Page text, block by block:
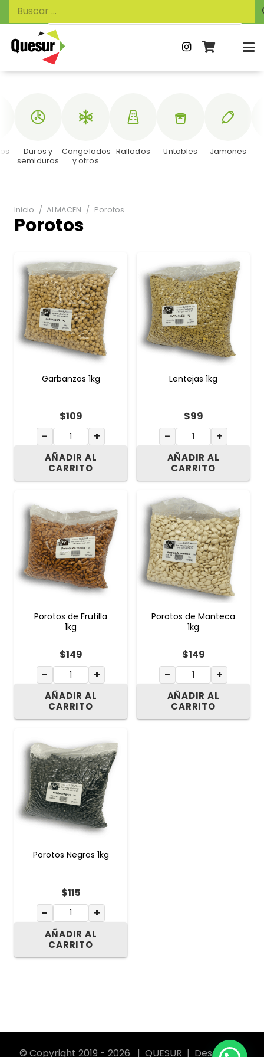
de
productos
Buscar:
Inicio / ALMACEN / Porotos
Porotos
Duros y
semiduros
Congelados
y otros
Rallados Untables Jamones
Garbanzos 1kg
$109
− +
AÑADIR AL
CARRITO
Lentejas 1kg
$99
− +
AÑADIR AL
CARRITO
Porotos de Frutilla
1kg
$149
− +
AÑADIR AL
CARRITO
Porotos de Manteca
1kg
$149
− +
AÑADIR AL
CARRITO
Porotos Negros 1kg
$115
− +
AÑADIR AL
CARRITO
© Copyright 2019 - 2026 | QUESUR | Desarrollo: